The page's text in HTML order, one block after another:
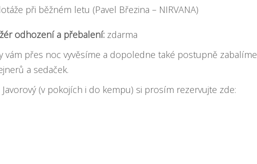
při běžném letu (Pavel Březina – NIRVANA)
odhození a přebalení: zdarma
vám přes noc vyvěsíme a dopoledne také postupně zabalíme
a sedaček.
(v pokojích i do kempu) si prosím rezervujte zde: